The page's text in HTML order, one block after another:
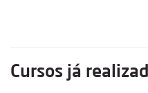
Cursos já